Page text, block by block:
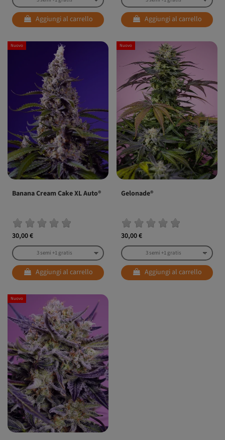
Aggiungi al carrello Aggiungi al carrello
Nuovo
Banana Cream Cake XL Auto®
30,00 €
Aggiungi al carrello
Nuovo
Gelonade®
30,00 €
Aggiungi al carrello
Nuovo